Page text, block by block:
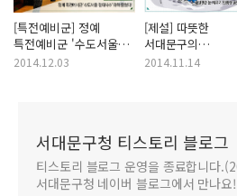
[특전예비군] 정예
특전예비군 '수도서울
절대사수' 위해 뭉쳤다.
2014.12.03
[제설] 따뜻한
서대문구의
겨울맞이준비! 제설
2014.11.14
서대문구청 티스토리 블로그
티스토리 블로그 운영을 종료합니다
서대문구청 네이버 블로그에서 만나요!